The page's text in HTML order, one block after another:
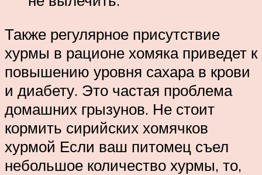
Также регулярное присутствие
хурмы в рационе хомяка приведет к
повышению уровня сахара в крови
и диабету. Это частая проблема
домашних грызунов. Не стоит
кормить сирийских хомячков
хурмой Если ваш питомец съел
небольшое количество хурмы, то,